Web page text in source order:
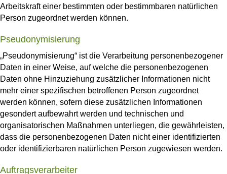
Arbeitskraft einer bestimmten oder bestimmbaren natürlichen
Person zugeordnet werden können.
Pseudonymisierung
„Pseudonymisierung“ ist die Verarbeitung personenbezogener
Daten in einer Weise, auf welche die personenbezogenen
Daten ohne Hinzuziehung zusätzlicher Informationen nicht
mehr einer spezifischen betroffenen Person zugeordnet
werden können, sofern diese zusätzlichen Informationen
gesondert aufbewahrt werden und technischen und
organisatorischen Maßnahmen unterliegen, die gewährleisten,
dass die personenbezogenen Daten nicht einer identifizierten
oder identifizierbaren natürlichen Person zugewiesen werden.
Auftragsverarbeiter